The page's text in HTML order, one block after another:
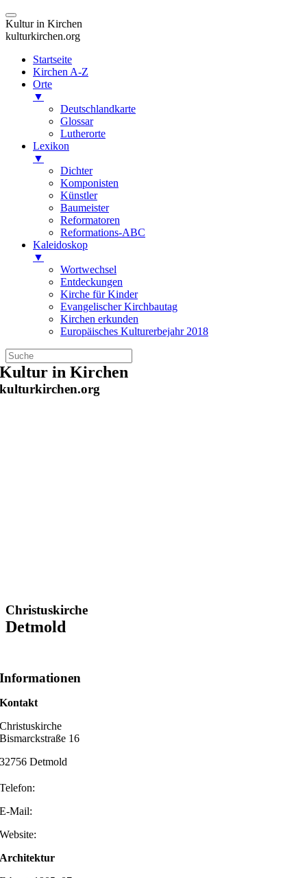
Kultur in Kirchen
kulturkirchen.org
Startseite
Kirchen A-Z
Orte
▼
Deutschlandkarte
Glossar
Lutherorte
Lexikon
▼
Dichter
Komponisten
Künstler
Baumeister
Reformatoren
Reformations-ABC
Kaleidoskop
▼
Wortwechsel
Entdeckungen
Kirche für Kinder
Evangelischer Kirchbautag
Kirchen erkunden
Europäisches Kulturerbejahr 2018
Zum
Inhalt
springen
Kultur in Kirchen
kulturkirchen.org
Christuskirche
Detmold
Informationen
Kontakt
Christuskirche
Bismarckstraße 16
32756 Detmold
Telefon:
E-Mail:
Website:
Architektur